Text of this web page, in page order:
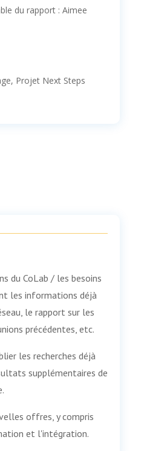
du rapport : Aimee
Projet Next Steps
du CoLab / les besoins
les informations déjà
le rapport sur les
précédentes, etc.
les recherches déjà
supplémentaires de
offres, y compris
et l'intégration.